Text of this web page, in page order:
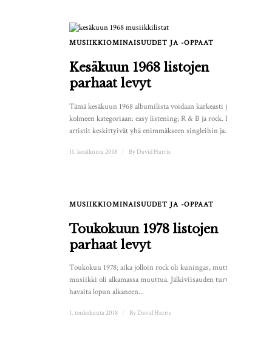
MUSIIKKIOMINAISUUDET JA -OPPAAT
Kesäkuun 1968 listojen
parhaat levyt
Tämä kesäkuun 1968 albumilista voidaan karkeasti jakaa
kolmeen kategoriaan: easy listening; R & B ja rock. Pop-
artistit keskittyivät yhä enimmäkseen singleihin ja...
11. kesäkuuta 2018 By David Harris
MUSIIKKIOMINAISUUDET JA -OPPAAT
Toukokuun 1978 listojen
parhaat levyt
Toukokuu 1978; aika jolloin rock oli kuningas, mutta
musiikki oli alkamassa muuttua. Jälkiviisauden turvin voi
havaita lopun alkaneen...
1. toukokuuta 2018 By David Harris